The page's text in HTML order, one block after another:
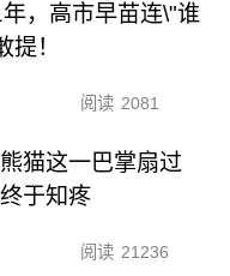
，高市早苗连\"谁
提！
阅读 2081
猫这一巴掌扇过
于知疼
阅读 21236